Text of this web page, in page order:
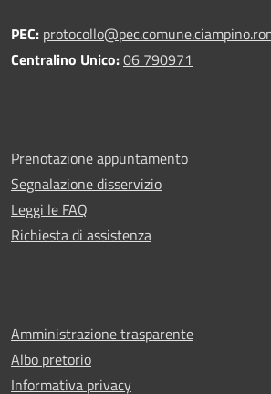
PEC:
Centralino Unico:06 790971
Prenotazione appuntamento
Segnalazione disservizio
Leggi le FAQ
Richiesta di assistenza
Amministrazione trasparente
Albo pretorio
Informativa privacy